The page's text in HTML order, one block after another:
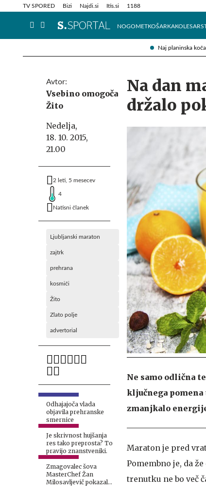
Naj planinska koča
TV SPORED Bizi Najdi.si Itis.si 1188
NOGOMETKOŠARKA
Info in obvestila Tehnik
Avtor:
Vsebino omogoča
Žito
Nedelja,
18. 10. 2015,
21.00
2 leti, 5 mesecev
4
Natisni članek
Ljubljanski maraton
zajtrk
prehrana
kosmiči
Žito
Zlato polje
advertorial
Odhajajoča vlada
objavila prehranske
smernice
Je skrivnost hujšanja
res tako preprosta? To
pravijo znanstveniki.
Zmagovalec šova
MasterChef Žan
Milosavljevič pokazal
Na dan
držalo
Ne samo odlična
ključnega
zmanjkalo
Maraton je pred
Pomembno je, da
trenutku ne bo več